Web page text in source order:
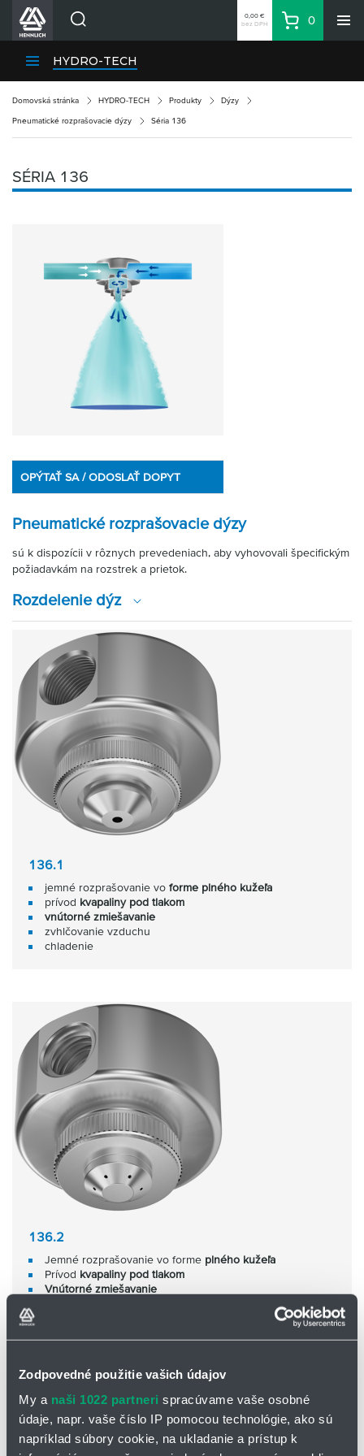
Zodpovedné použitie vašich údajov
My a naši 1022 partneri spracúvame vaše osobné
údaje, napr. vaše číslo IP pomocou technológie, ako sú
napríklad súbory cookie, na ukladanie a prístup k
Divízie HENNLICH
Kariéra
O firme
Kontakty
Nákupný zoznam
Zone
0,00 €
bez DPH
Košík
0
HYDRO-TECH
Domovská stránka HYDRO-TECH Produkty Dýzy
Pneumatické rozprašovacie dýzy Séria 136
SÉRIA 136
OPÝTAŤ SA / ODOSLAŤ DOPYT
Pneumatické rozprašovacie dýzy
sú k dispozícii v rôznych prevedeniach, aby vyhovovali špecifickým
požiadavkám na rozstrek a prietok.
Rozdelenie dýz
136.1
jemné rozprašovanie vo forme plného kužeľa
prívod kvapaliny pod tlakom
vnútorné zmiešavanie
zvhlčovanie vzduchu
chladenie
136.2
Jemné rozprašovanie vo forme plného kužeľa
Prívod kvapaliny pod tlakom
Vnútorné zmiešavanie